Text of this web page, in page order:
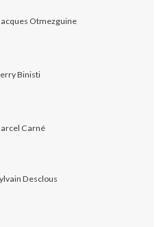
Otmezguine
Binisti
Carné
Desclous